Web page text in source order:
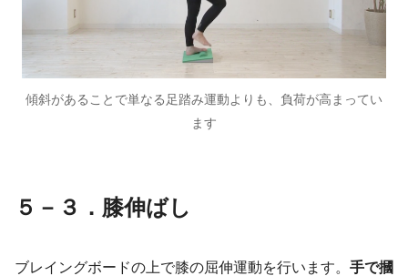
傾斜があることで単なる足踏み運動よりも、負荷が高まってい
ます
５－３．膝伸ばし
ブレイングボードの上で膝の屈伸運動を行います。 手で摑